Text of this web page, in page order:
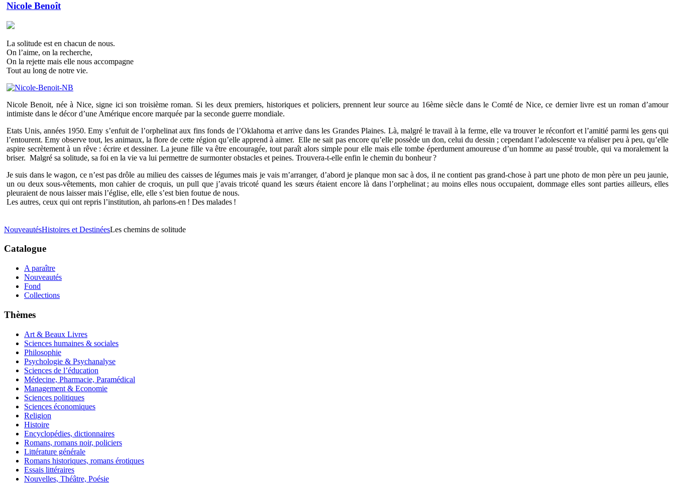
Nicole Benoît
La solitude est en chacun de nous.
On l’aime, on la recherche,
On la rejette mais elle nous accompagne
Tout au long de notre vie.
Nicole Benoit, née à Nice, signe ici son troisième roman. Si les deux premiers, historiques et policiers, prennent leur source au 16ème siècle dans le Comté de Nice, ce dernier livre est un roman d’amour
intimiste dans le décor d’une Amérique encore marquée par la seconde guerre mondiale.
Etats Unis, années 1950. Emy s’enfuit de l’orphelinat aux fins fonds de l’Oklahoma et arrive dans les Grandes Plaines. Là, malgré le travail à la ferme, elle va trouver le réconfort et l’amitié parmi les gens qui
l’entourent. Emy observe tout, les animaux, la flore de cette région qu’elle apprend à aimer. Elle ne sait pas encore qu’elle possède un don, celui du dessin ; cependant l’adolescente va réaliser peu à peu, qu’elle
aspire secrètement à un rêve : écrire et dessiner. La jeune fille va être encouragée, tout paraît alors simple pour elle mais elle tombe éperdument amoureuse d’un homme au passé trouble, qui va moralement la
briser. Malgré sa solitude, sa foi en la vie va lui permettre de surmonter obstacles et peines. Trouvera-t-elle enfin le chemin du bonheur ?
Je suis dans le wagon, ce n’est pas drôle au milieu des caisses de légumes mais je vais m’arranger, d’abord je planque mon sac à dos, il ne contient pas grand-chose à part une photo de mon père un peu jaunie,
un ou deux sous-vêtements, mon cahier de croquis, un pull que j’avais tricoté quand les sœurs étaient encore là dans l’orphelinat ; au moins elles nous occupaient, dommage elles sont parties ailleurs, elles
pleuraient de nous laisser mais l’église, elle, elle s’est bien foutue de nous.
Les autres, ceux qui ont repris l’institution, ah parlons-en ! Des malades !
NouveautésHistoires et DestinéesLes chemins de solitude
Catalogue
A paraître
Nouveautés
Fond
Collections
Thèmes
Art & Beaux Livres
Sciences humaines & sociales
Philosophie
Psychologie & Psychanalyse
Sciences de l’éducation
Médecine, Pharmacie, Paramédical
Management & Economie
Sciences politiques
Sciences économiques
Religion
Histoire
Encyclopédies, dictionnaires
Romans, romans noir, policiers
Littérature générale
Romans historiques, romans érotiques
Essais littéraires
Nouvelles, Théâtre, Poésie